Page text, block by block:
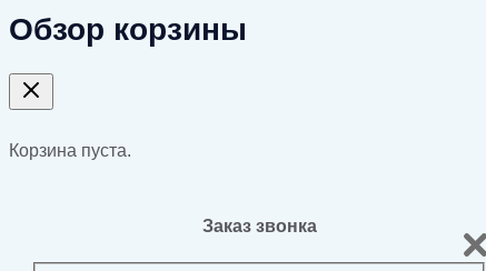
Обзор корзины
Корзина пуста.
Заказ звонка